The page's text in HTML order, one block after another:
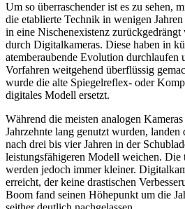
Um so überraschender ist es zu sehen,
die etablierte Technik in wenigen
in eine Nischenexistenz
durch Digitalkameras. Diese haben in
atemberaubende Evolution durchlaufen
Vorfahren weitgehend überflüssig
wurde die alte Spiegelreflex- oder
digitales Modell ersetzt.
Während die meisten analogen
Jahrzehnte lang genutzt wurden,
nach drei bis vier Jahren in der
leistungsfähigeren Modell weichen. Die
werden jedoch immer kleiner.
erreicht, der keine drastischen
Boom fand seinen Höhepunkt um die